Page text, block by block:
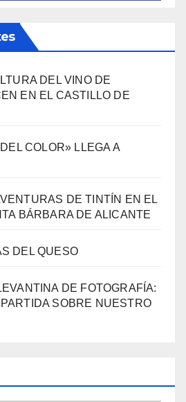
DEL VINO DE
EN EL CASTILLO DE
COLOR» LLEGA A
DE TINTÍN EN EL
BÁRBARA DE ALICANTE
DEL QUESO
DE FOTOGRAFÍA:
SOBRE NUESTRO